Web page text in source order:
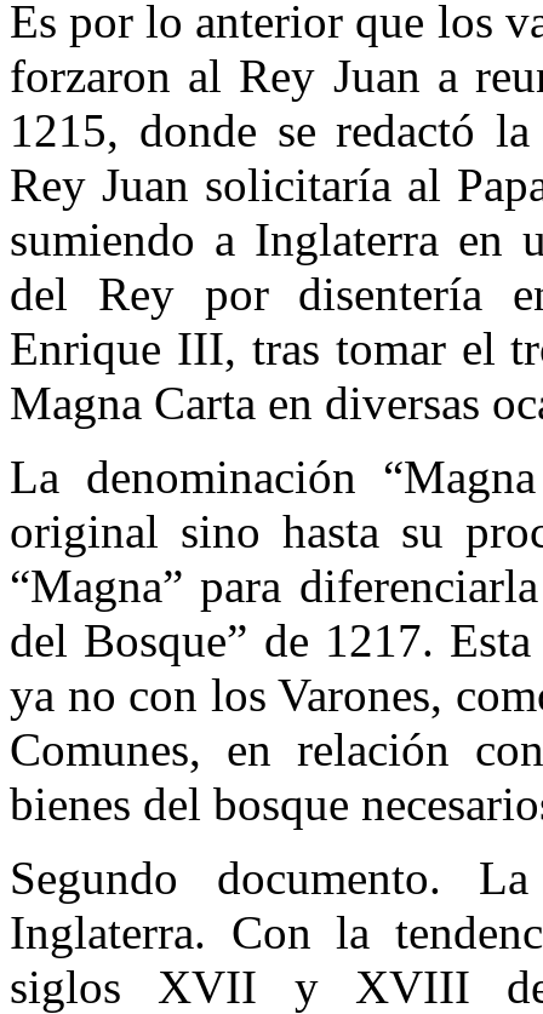
Es por lo anterior que los
forzaron al Rey Juan a
1215, donde se redactó
Rey Juan solicitaría al
sumiendo a Inglaterra en
del Rey por disentería
Enrique III, tras tomar el
Magna Carta en diversas
La denominación
original sino hasta su
“Magna” para
del Bosque” de 1217.
ya no con los Varones,
Comunes, en relación
bienes del bosque
Segundo documento.
Inglaterra. Con la
siglos XVII y XVIII de